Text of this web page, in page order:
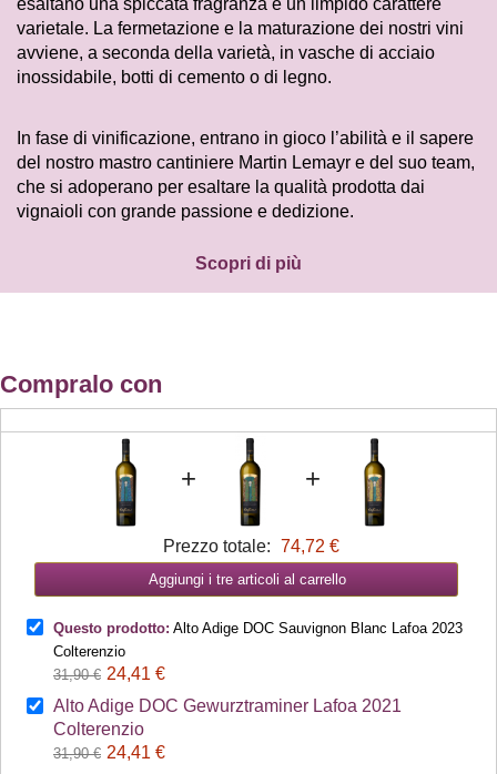
esaltano una spiccata fragranza e un limpido carattere
varietale. La fermetazione e la maturazione dei nostri vini
avviene, a seconda della varietà, in vasche di acciaio
inossidabile, botti di cemento o di legno.
In fase di vinificazione, entrano in gioco l’abilità e il sapere
del nostro mastro cantiniere Martin Lemayr e del suo team,
che si adoperano per esaltare la qualità prodotta dai
vignaioli con grande passione e dedizione.
Scopri di più
Compralo con
+ +
Prezzo totale: 74,72 €
Aggiungi i tre articoli al carrello
Questo prodotto: Alto Adige DOC Sauvignon Blanc Lafoa 2023
Colterenzio
31,90 € 24,41 €
Alto Adige DOC Gewurztraminer Lafoa 2021
Colterenzio
31,90 € 24,41 €